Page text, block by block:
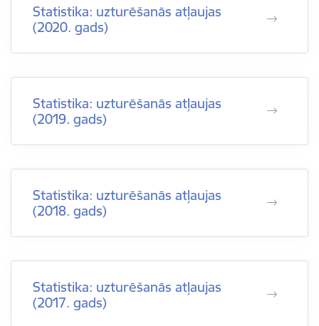
Statistika: uzturēšanās atļaujas
(2020. gads)
Statistika: uzturēšanās atļaujas
(2019. gads)
Statistika: uzturēšanās atļaujas
(2018. gads)
Statistika: uzturēšanās atļaujas
(2017. gads)